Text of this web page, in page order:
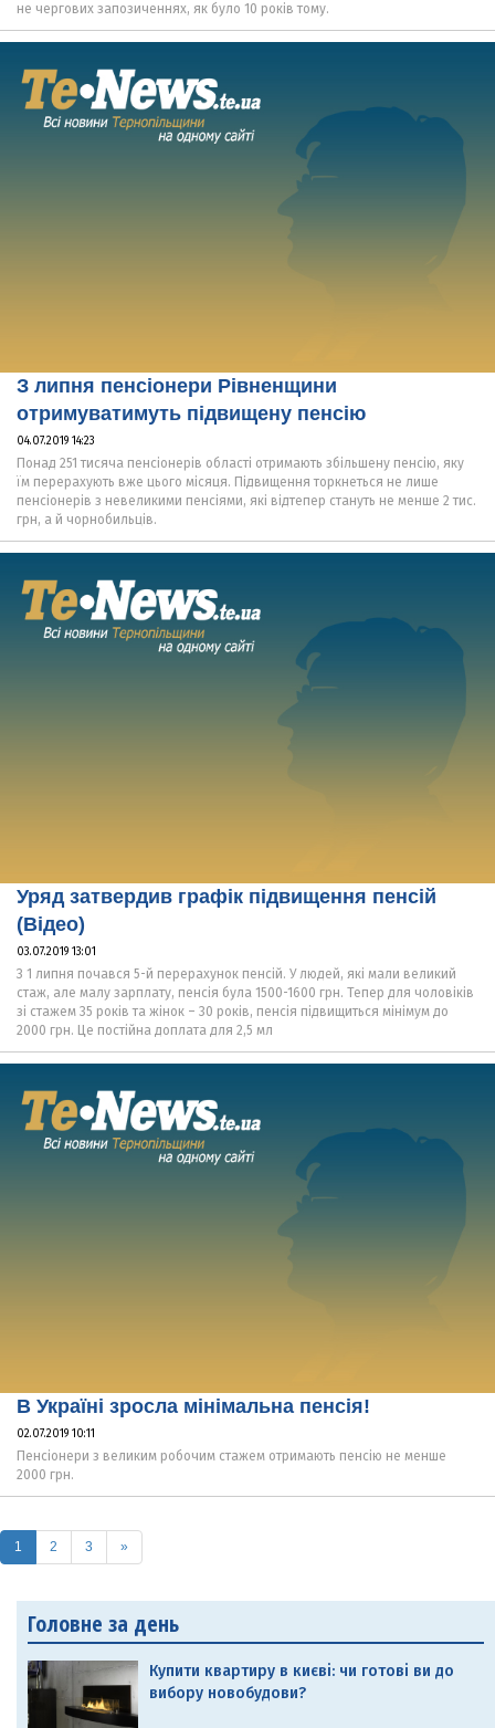
не чергових запозиченнях, як було 10 років тому.
З липня пенсіонери Рівненщини
отримуватимуть підвищену пенсію
04.07.2019 14:23
Понад 251 тисяча пенсіонерів області отримають збільшену пенсію, яку
їм перерахують вже цього місяця. Підвищення торкнеться не лише
пенсіонерів з невеликими пенсіями, які відтепер стануть не менше 2 тис.
грн, а й чорнобильців.
Уряд затвердив графік підвищення пенсій
(Відео)
03.07.2019 13:01
З 1 липня почався 5-й перерахунок пенсій. У людей, які мали великий
стаж, але малу зарплату, пенсія була 1500-1600 грн. Тепер для чоловіків
зі стажем 35 років та жінок – 30 років, пенсія підвищиться мінімум до
2000 грн. Це постійна доплата для 2,5 мл
В Україні зросла мінімальна пенсія!
02.07.2019 10:11
Пенсіонери з великим робочим стажем отримають пенсію не менше
2000 грн.
1 (current)
2 3 »
Головне за день
Купити квартиру в києві: чи готові ви до
вибору новобудови?